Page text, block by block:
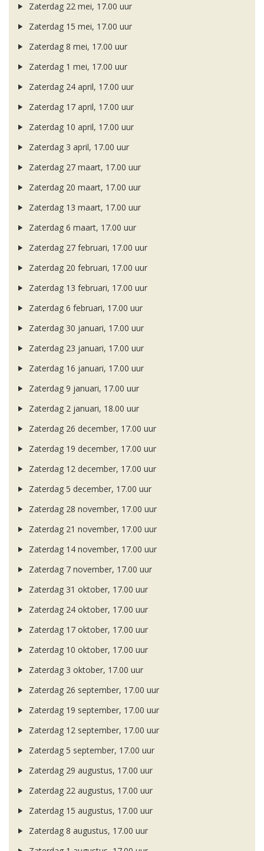
Zaterdag 22 mei, 17.00 uur
Zaterdag 15 mei, 17.00 uur
Zaterdag 8 mei, 17.00 uur
Zaterdag 1 mei, 17.00 uur
Zaterdag 24 april, 17.00 uur
Zaterdag 17 april, 17.00 uur
Zaterdag 10 april, 17.00 uur
Zaterdag 3 april, 17.00 uur
Zaterdag 27 maart, 17.00 uur
Zaterdag 20 maart, 17.00 uur
Zaterdag 13 maart, 17.00 uur
Zaterdag 6 maart, 17.00 uur
Zaterdag 27 februari, 17.00 uur
Zaterdag 20 februari, 17.00 uur
Zaterdag 13 februari, 17.00 uur
Zaterdag 6 februari, 17.00 uur
Zaterdag 30 januari, 17.00 uur
Zaterdag 23 januari, 17.00 uur
Zaterdag 16 januari, 17.00 uur
Zaterdag 9 januari, 17.00 uur
Zaterdag 2 januari, 18.00 uur
Zaterdag 26 december, 17.00 uur
Zaterdag 19 december, 17.00 uur
Zaterdag 12 december, 17.00 uur
Zaterdag 5 december, 17.00 uur
Zaterdag 28 november, 17.00 uur
Zaterdag 21 november, 17.00 uur
Zaterdag 14 november, 17.00 uur
Zaterdag 7 november, 17.00 uur
Zaterdag 31 oktober, 17.00 uur
Zaterdag 24 oktober, 17.00 uur
Zaterdag 17 oktober, 17.00 uur
Zaterdag 10 oktober, 17.00 uur
Zaterdag 3 oktober, 17.00 uur
Zaterdag 26 september, 17.00 uur
Zaterdag 19 september, 17.00 uur
Zaterdag 12 september, 17.00 uur
Zaterdag 5 september, 17.00 uur
Zaterdag 29 augustus, 17.00 uur
Zaterdag 22 augustus, 17.00 uur
Zaterdag 15 augustus, 17.00 uur
Zaterdag 8 augustus, 17.00 uur